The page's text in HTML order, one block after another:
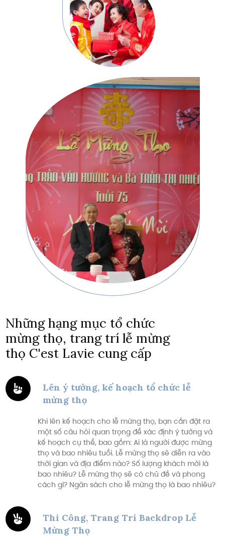
Những hạng mục tổ chức
mừng thọ, trang trí lễ mừng
thọ C'est Lavie cung cấp
Lên ý tưởng, kế hoạch tổ chức lễ
mừng thọ
Khi lên kế hoạch cho lễ mừng thọ, bạn cần đặt ra
một số câu hỏi quan trọng để xác định ý tưởng và
kế hoạch cụ thể, bao gồm: Ai là người được mừng
thọ và bao nhiêu tuổi. Lễ mừng thọ sẽ diễn ra vào
thời gian và địa điểm nào? Số lượng khách mời là
bao nhiêu? Lễ mừng thọ sẽ có chủ đề và phong
cách gì? Ngân sách cho lễ mừng thọ là bao nhiêu?
Thi Công, Trang Trí Backdrop Lễ
Mừng Thọ